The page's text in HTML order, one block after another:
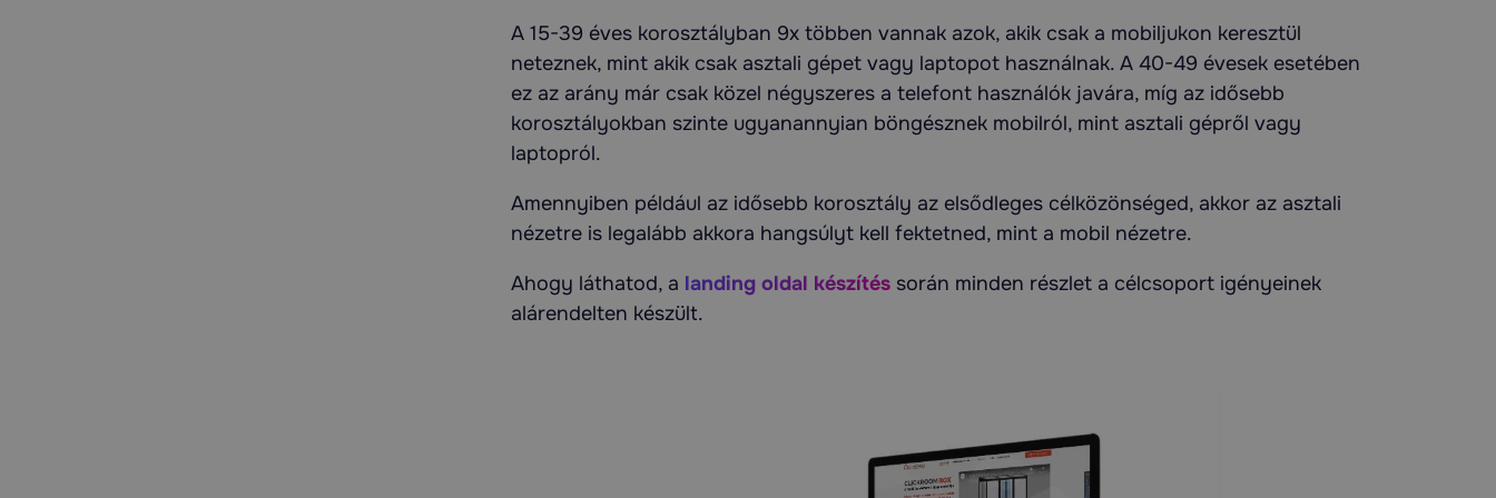
A 15-39 éves korosztályban 9x többen vannak azok, akik csak a mobiljukon keresztül
neteznek, mint akik csak asztali gépet vagy laptopot használnak. A 40-49 évesek esetében
ez az arány már csak közel négyszeres a telefont használók javára, míg az idősebb
korosztályokban szinte ugyanannyian böngésznek mobilról, mint asztali gépről vagy
laptopról.
Amennyiben például az idősebb korosztály az elsődleges célközönséged, akkor az asztali
nézetre is legalább akkora hangsúlyt kell fektetned, mint a mobil nézetre.
Ahogy láthatod, a landing oldal készítés során minden részlet a célcsoport igényeinek
alárendelten készült.